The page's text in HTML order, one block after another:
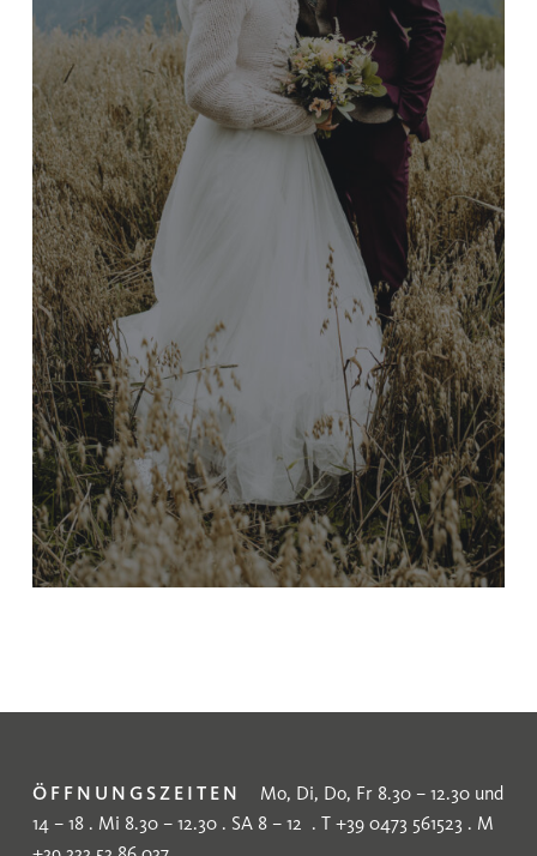
ÖFFNUNGSZEITEN
Mo, Di, Do, Fr 8.30 – 12.30 und
14 – 18 . Mi 8.30 – 12.30 . SA 8 – 12 . T +39 0473 561523 . M